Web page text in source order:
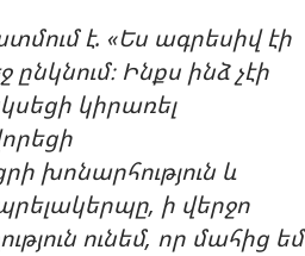
է. «Ես ագրեսիվ էի
Ինքս ինձ չէի
կիրառել
խոնարհություն և
ի վերջո
ունեմ, որ մահից եմ